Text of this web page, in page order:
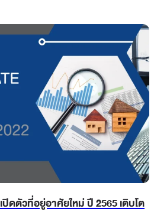
ดตัวที่อยู่อาศัยใหม่ ปี 2565 เติบโต